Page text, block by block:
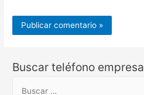
Buscar teléfono empresa